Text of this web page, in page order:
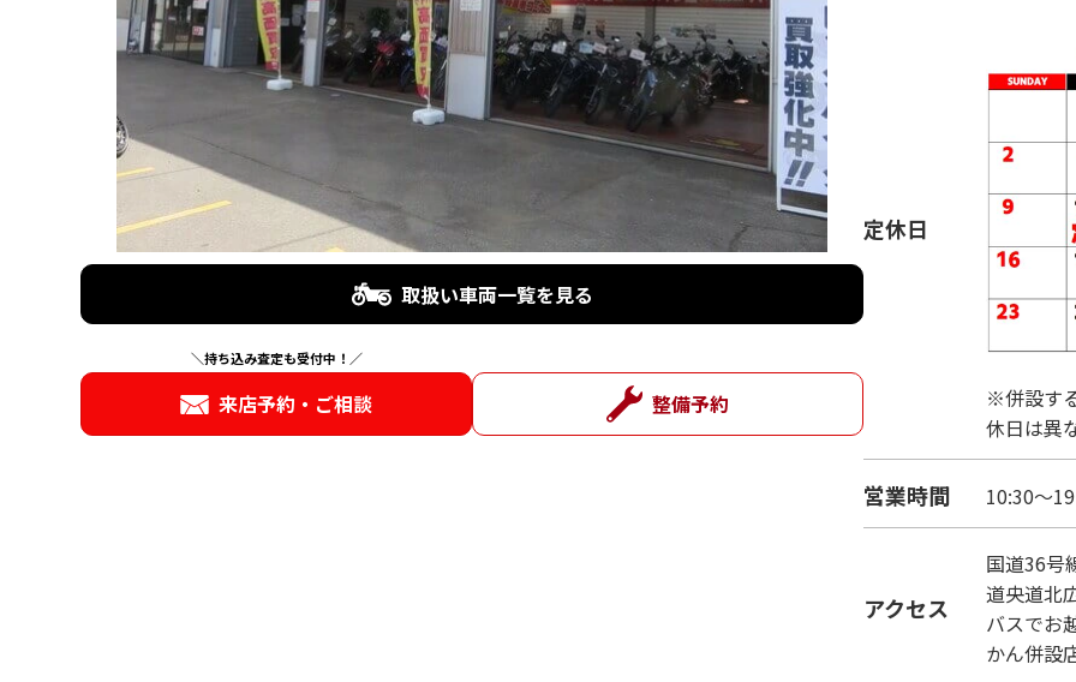
取扱い車両一覧を見る
来店予約・ご相談
＼持ち込み査定も受付中！／
整備予約
定休日
※併設す
休日は異
営業時間 10:30～
アクセス
国道36号
道央道北
バスでお
かん併設